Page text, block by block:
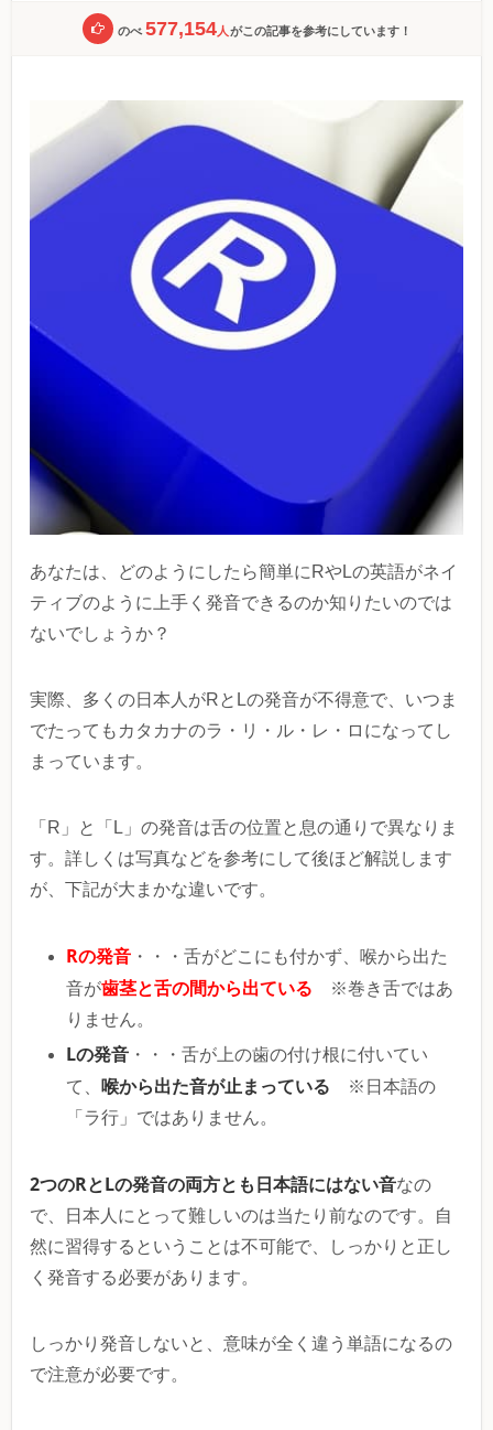
のべ 577,154人 がこの記事を参考にしています！
あなたは、どのようにしたら簡単にRやLの英語がネイ
ティブのように上手く発音できるのか知りたいのでは
ないでしょうか？
実際、多くの日本人がRとLの発音が不得意で、いつま
でたってもカタカナのラ・リ・ル・レ・ロになってし
まっています。
「R」と「L」の発音は舌の位置と息の通りで異なりま
す。詳しくは写真などを参考にして後ほど解説します
が、下記が大まかな違いです。
Rの発音 ・・・舌がどこにも付かず、喉から出た
音が歯茎と舌の間から出ている ※巻き舌ではあ
りません。
Lの発音 ・・・舌が上の歯の付け根に付いてい
て、 喉から出た音が止まっている ※日本語の
「ラ行」ではありません。
2つのRとLの発音の両方とも日本語にはない音なの
で、日本人にとって難しいのは当たり前なのです。自
然に習得するということは不可能で、しっかりと正し
く発音する必要があります。
しっかり発音しないと、意味が全く違う単語になるの
で注意が必要です。